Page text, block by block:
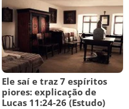
Ele saí e traz 7 espíritos
piores: explicação de
Lucas 11:24-26 (Estudo)